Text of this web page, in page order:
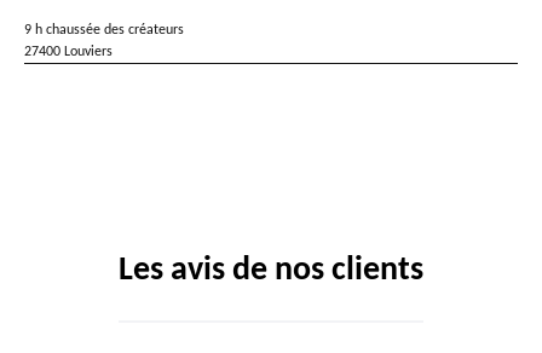
9 h chaussée des créateurs
27400 Louviers
Les avis de nos clients